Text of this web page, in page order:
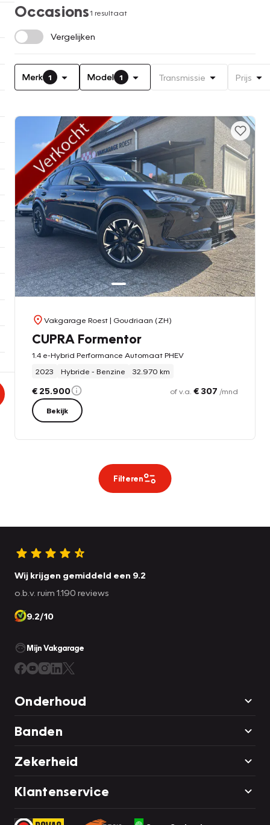
Occasions1 resultaat
Vergelijken
Merk 1 Model 1 Transmissie Prijs
Vakgarage Roest| Goudriaan (ZH)
CUPRA Formentor
1.4 e-Hybrid Performance Automaat PHEV
2023
Hybride - Benzine 32.970 km
€ 25.900 of v.a. € 307 /mnd
Bekijk
Filteren
Wij krijgen gemiddeld een 9.2
o.b.v. ruim 1.190 reviews
9.2/10
Mijn Vakgarage
Onderhoud
Banden
Zekerheid
Klantenservice